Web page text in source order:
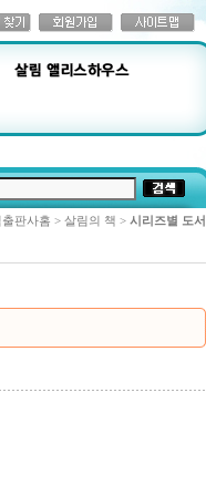
판사홈 > 살림의 책 > 시리즈별 도서